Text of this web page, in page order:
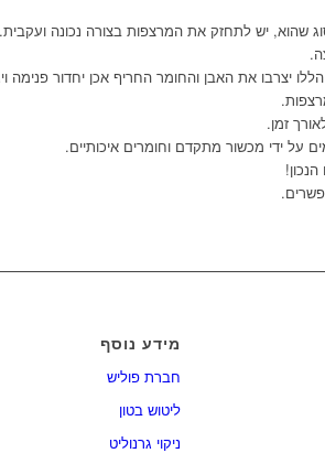
שהוא, יש לתחזק את המרצפות בצורה נכונה ועקבית.
יצרבו את האבן והחומר החריף אכן יחדור פנימה
זמן.
על ידי מכשור מתקדם וחומרים איכותיים.
מידע נוסף
חברת פוליש
ליטוש בטון
ניקוי גרנוליט